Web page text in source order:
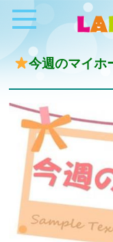
今週のマイホ